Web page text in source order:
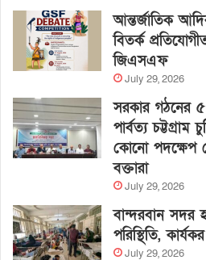
আন্তর্জাতিক
বিতর্ক
জিএসএফ
July 29, 2026
সরকার গঠনের
পার্বত্য চট্টগ্রাম
কোনো পদক্ষেপ
বক্তারা
July 29, 2026
বান্দরবান সদর
পরিস্থিতি,
July 29, 2026